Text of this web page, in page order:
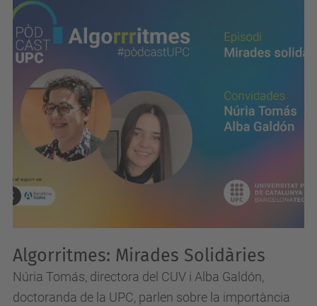
Algorritmes: Mirades Solidàries
Núria Tomás, directora del CUV i Alba Galdón,
doctoranda de la UPC, parlen sobre la importància